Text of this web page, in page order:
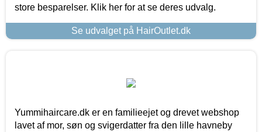
store besparelser. Klik her for at se deres udvalg.
Se udvalget på HairOutlet.dk
Yummihaircare.dk er en familieejet og drevet webshop
lavet af mor, søn og svigerdatter fra den lille havneby